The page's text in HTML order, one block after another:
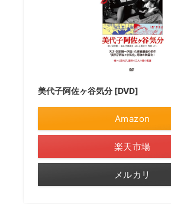
美代子阿佐ヶ谷気分 [DVD]
Amazon
楽天市場
メルカリ